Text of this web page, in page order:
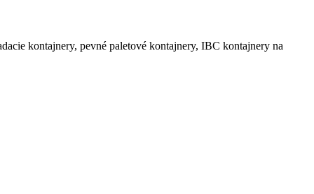
kontajnery, pevné paletové kontajnery, IBC kontajnery na